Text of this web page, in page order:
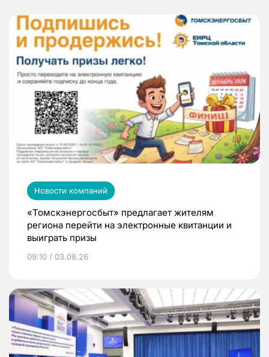
Новости компаний
«Томскэнергосбыт» предлагает жителям
региона перейти на электронные квитанции и
выиграть призы
09:10 / 03.08.26